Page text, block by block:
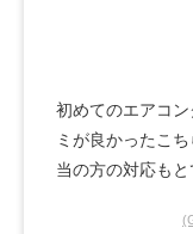
初めてのエアコ
ミが良かったこ
当の方の対応もと